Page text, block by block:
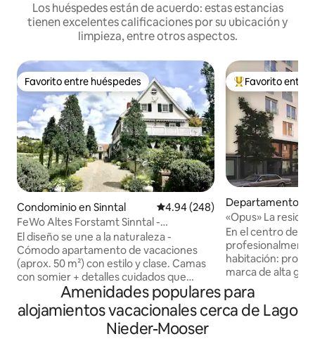
Los huéspedes están de acuerdo: estas estancias
tienen excelentes calificaciones por su ubicación y
limpieza, entre otros aspectos.
Favorito entre huéspedes
Favorito entre huéspedes
Condominio en Sinntal Calificación promedio: 4.94 de
4.94 (248)
FeWo Altes Forstamt Sinntal -
naturalmente encantador
El diseño se une a la naturaleza -
Cómodo apartamento de vacaciones
(aprox. 50 m²) con estilo y clase. Camas
con somier + detalles cuidados que
proporcionan un gran «clima de
bienestar» Entrada independiente a nivel
del suelo en el exuberante jardín del
estanque con cubierta/pérgola y
De los mejores
Favorito entre
Departamento
ch am Main
«Opus» La
centro de la
En el centro de la
habitación:
marca de alta
ventana francesa
electrónica,
sistema de aire
Amenidades populares para
alojamientos vacacionales cerca de Lago
Nieder-Mooser